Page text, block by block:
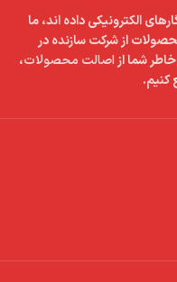
الکترونیکی داده اند، ما
از شرکت سازنده در
شما از اصالت محصولات،
کنیم.